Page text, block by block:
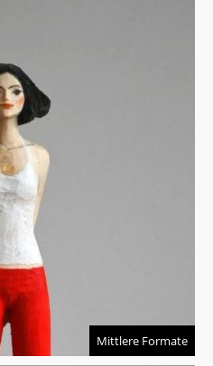
Mittlere Formate